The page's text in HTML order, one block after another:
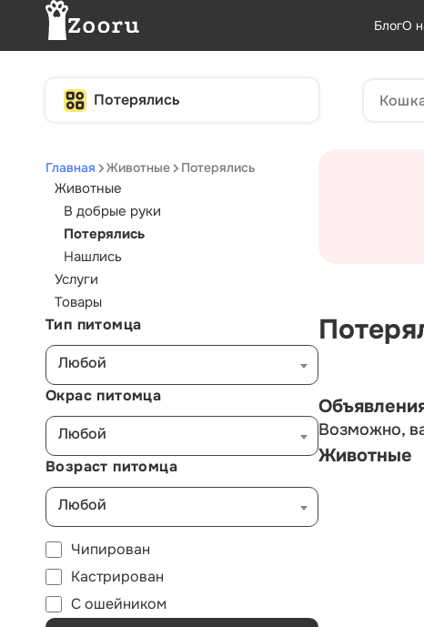
БлогО
Потерялись
Главная Животные Потерялись
Животные
В добрые руки
Потерялись
Нашлись
Услуги
Товары
Тип питомца
Любой
Окрас питомца
Любой
Возраст питомца
Любой
Чипирован
Кастрирован
С ошейником
Возможно,
Животные